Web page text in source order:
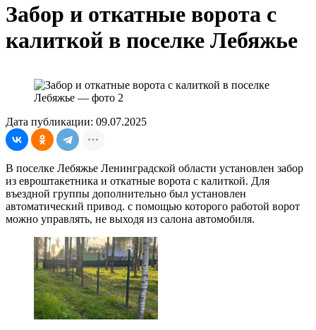
Забор и откатные ворота с
калиткой в поселке Лебяжье
Дата публикации: 09.07.2025
В поселке Лебяжье Ленинградской области установлен забор
из евроштакетника и откатные ворота с калиткой. Для
въездной группы дополнительно был установлен
автоматический привод. с помощью которого работой ворот
можно управлять, не выходя из салона автомобиля.